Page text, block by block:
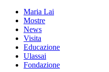
Maria Lai
Mostre
News
Visita
Educazione
Ulassai
Fondazione